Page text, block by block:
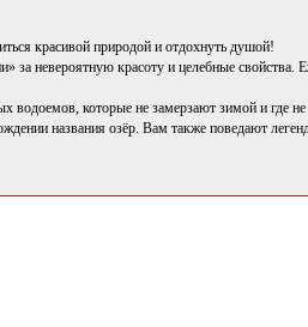
красивой природой и отдохнуть душой!
невероятную красоту и целебные свойства.
водоемов, которые не замерзают зимой и где
названия озёр. Вам также поведают